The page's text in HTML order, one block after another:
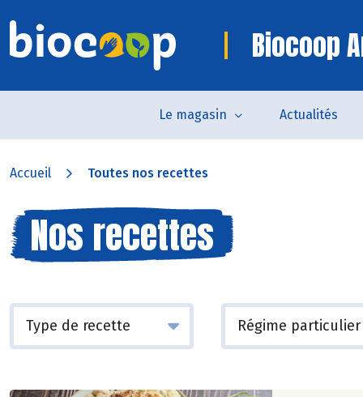
Biocoop
Le magasin Actualités
Accueil Toutes nos recettes
Nos recettes